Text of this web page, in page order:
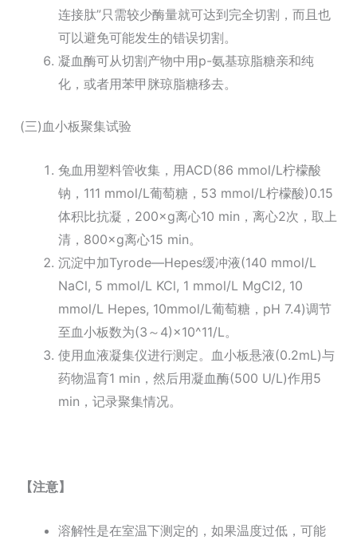
连接肽”只需较少酶量就可达到完全切割，而且也
可以避免可能发生的错误切割。
凝血酶可从切割产物中用p-氨基琼脂糖亲和纯
化，或者用苯甲脒琼脂糖移去。
(三)血小板聚集试验
兔血用塑料管收集，用ACD(86 mmol/L柠檬酸
钠，111 mmol/L葡萄糖，53 mmol/L柠檬酸)0.15
体积比抗凝，200×g离心10 min，离心2次，取上
清，800×g离心15 min。
沉淀中加Tyrode—Hepes缓冲液(140 mmol/L
NaCl, 5 mmol/L KCl, 1 mmol/L MgCl2, 10
mmol/L Hepes, 10mmol/L葡萄糖，pH 7.4)调节
至血小板数为(3～4)×10^11/L。
使用血液凝集仪进行测定。血小板悬液(0.2mL)与
药物温育1 min，然后用凝血酶(500 U/L)作用5
min，记录聚集情况。
【注意】
溶解性是在室温下测定的，如果温度过低，可能